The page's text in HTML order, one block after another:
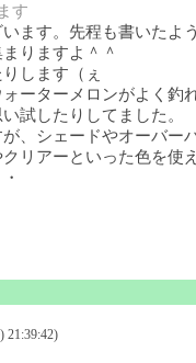
す
ます。先程も書いたよ
りますよ＾＾
します（ぇ
ーターメロンがよく
試したりしてました。
、シェードやオーバ
リアーといった色を
21:39:42)